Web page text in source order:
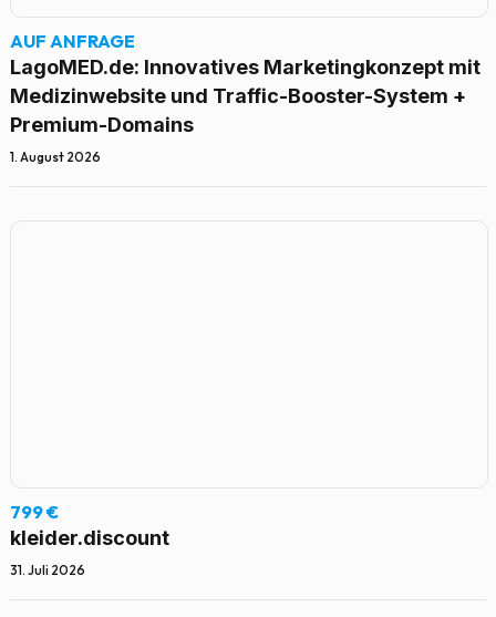
AUF ANFRAGE
LagoMED.de: Innovatives Marketingkonzept mit
Medizinwebsite und Traffic-Booster-System +
Premium-Domains
1. August 2026
799 €
kleider.discount
31. Juli 2026